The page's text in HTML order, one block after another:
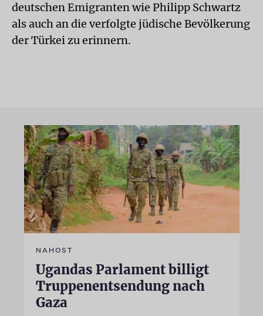
deutschen Emigranten wie Philipp Schwartz
als auch an die verfolgte jüdische Bevölkerung
der Türkei zu erinnern.
NAHOST
Ugandas Parlament billigt
Truppenentsendung nach
Gaza